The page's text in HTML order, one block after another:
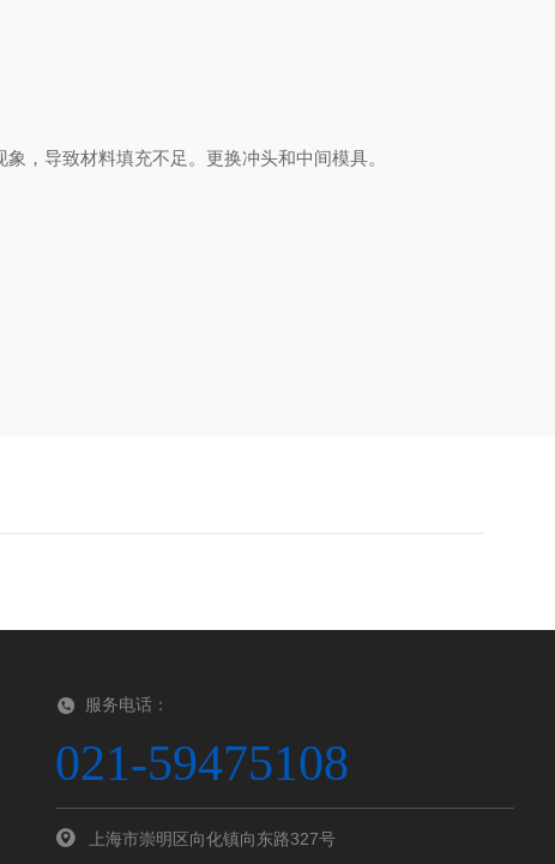
，导致材料填充不足。更换冲头和中间模具。
服务电话：
021-59475108
上海市崇明区向化镇向东路327号